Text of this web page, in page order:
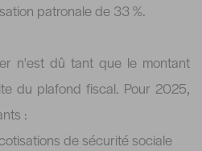
patronale de 33 %.
n'est dû tant que le montant
du plafond fiscal. Pour 2025,
:
de sécurité sociale